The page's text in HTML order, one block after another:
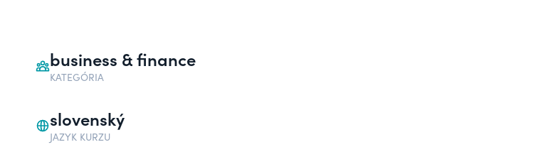
business & finance
KATEGÓRIA
slovenský
JAZYK KURZU